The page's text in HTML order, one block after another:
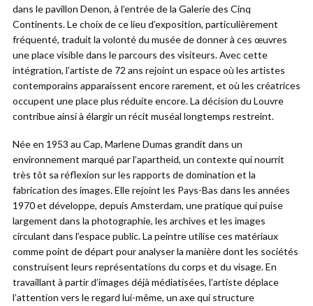
dans le pavillon Denon, à l’entrée de la Galerie des Cinq
Continents. Le choix de ce lieu d’exposition, particulièrement
fréquenté, traduit la volonté du musée de donner à ces œuvres
une place visible dans le parcours des visiteurs. Avec cette
intégration, l’artiste de 72 ans rejoint un espace où les artistes
contemporains apparaissent encore rarement, et où les créatrices
occupent une place plus réduite encore. La décision du Louvre
contribue ainsi à élargir un récit muséal longtemps restreint.
Née en 1953 au Cap, Marlene Dumas grandit dans un
environnement marqué par l’apartheid, un contexte qui nourrit
très tôt sa réflexion sur les rapports de domination et la
fabrication des images. Elle rejoint les Pays-Bas dans les années
1970 et développe, depuis Amsterdam, une pratique qui puise
largement dans la photographie, les archives et les images
circulant dans l’espace public. La peintre utilise ces matériaux
comme point de départ pour analyser la manière dont les sociétés
construisent leurs représentations du corps et du visage. En
travaillant à partir d’images déjà médiatisées, l’artiste déplace
l’attention vers le regard lui-même, un axe qui structure